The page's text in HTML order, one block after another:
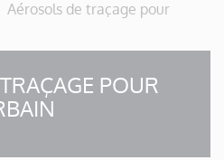
Aérosols de traçage pour
POUR